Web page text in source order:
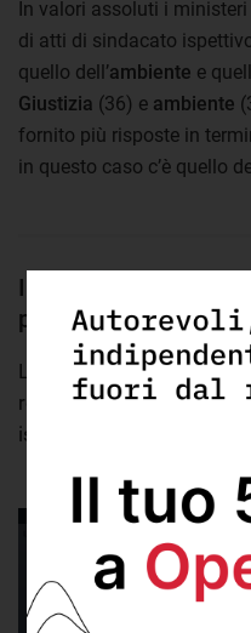
In valori assoluti i
di atti di sindacato
quello dell’ambiente e
Giustizia (36) e ambiente
fornito più risposte in
in questo caso c’è quello
Interno, ambiente e
più “attenzionati” dal
Le performance dei
relativamente alle
ispettivo del parlamento
Questo contenuto è
contenuto esterno